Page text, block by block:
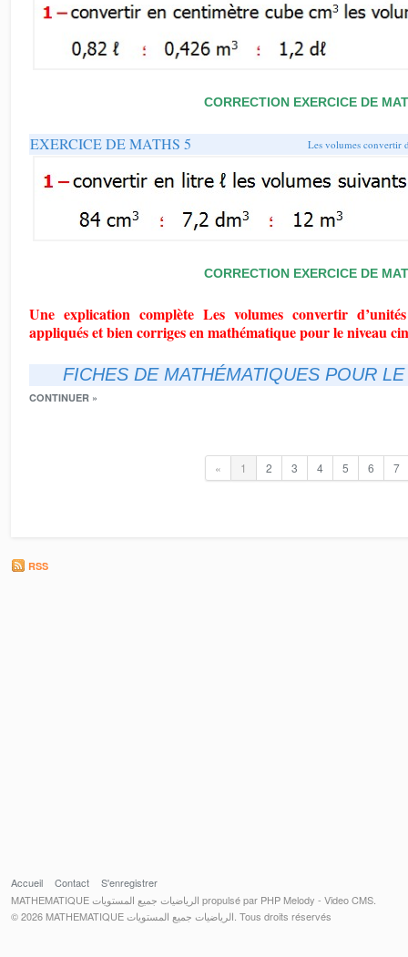
CORRECTION EXERCICE DE
EXERCICE DE MATHS 5 Les volumes convertir
CORRECTION EXERCICE DE
Une explication complète Les volumes convertir
appliqués et bien corriges en mathématique pour le niveau
FICHES DE MATHÉMATIQUES POUR
CONTINUER »
« 1 2 3 4 5 6 7
RSS
Accueil Contact
S'enregistrer
MATHEMATIQUE الرياضيات جميع المستويات propulsé par PHP Melody - Video CMS.
© 2026 MATHEMATIQUE الرياضيات جميع المستويات. Tous droits réservés